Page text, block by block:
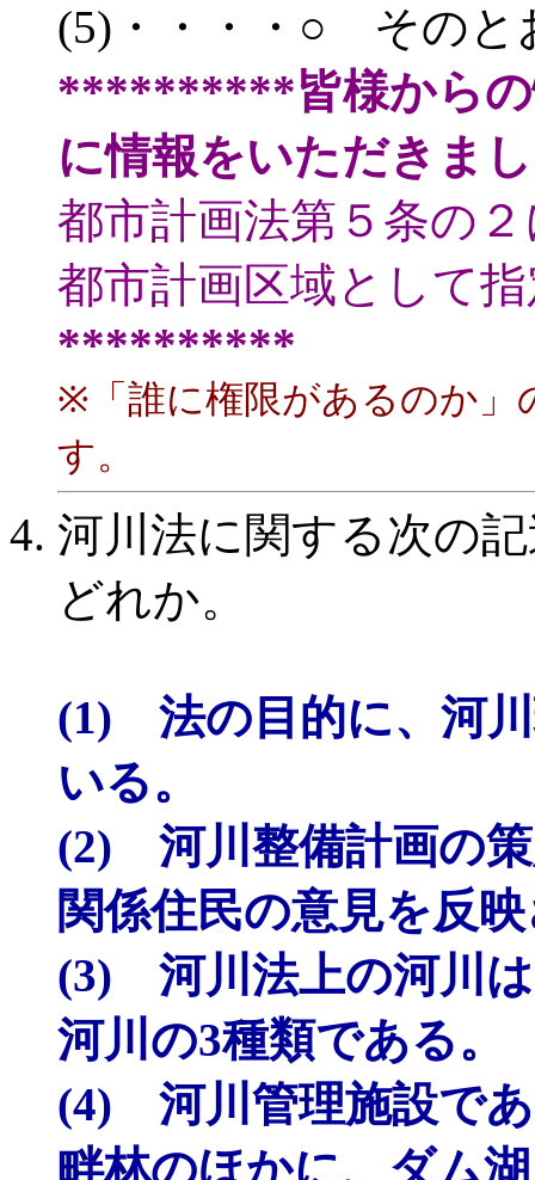
(5)・・・・○ そのと
**********皆様からの
に情報をいただきま
都市計画法第５条の
都市計画区域として
**********
※「誰に権限があるのか」
す。
河川法に関する次の
どれか。
(1) 法の目的に、河
いる。
(2) 河川整備計画の
関係住民の意見を反
(3) 河川法上の河川
河川の3種類である。
(4) 河川管理施設で
畔林のほかに、ダム